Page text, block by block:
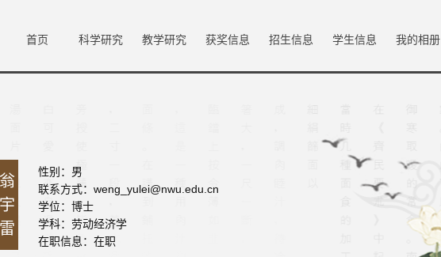
首页 科学研究 教学研究 获奖信息 招生信息 学生信息 我的相册
性别：男
联系方式：weng_yulei@nwu.edu.cn
学位：博士
学科：劳动经济学
在职信息：在职